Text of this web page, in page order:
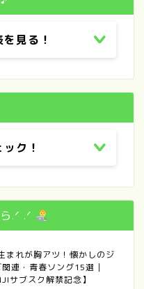
見る！
ク！
.ᐟ .ᐟ
まれが胸アツ！懐かしのジ
連・青春ソング15選｜
サブスク解禁記念】